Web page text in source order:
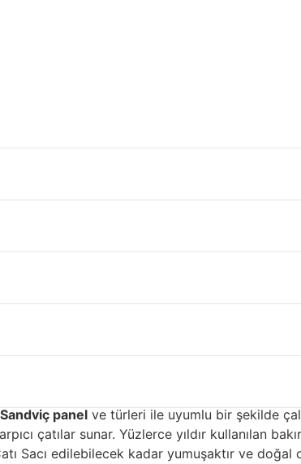
Sacı biri dayanıklılığı, fiyatı ve görünümü
çelik ve alüminyumdur. Çoğu
koruyan birçok dayanıklı kaplama ve
Sandviç panel ve türleri ile uyumlu bir şekilde
çatılar sunar. Yüzlerce yıldır kullanılan bakır
Sacı edilebilecek kadar yumuşaktır ve